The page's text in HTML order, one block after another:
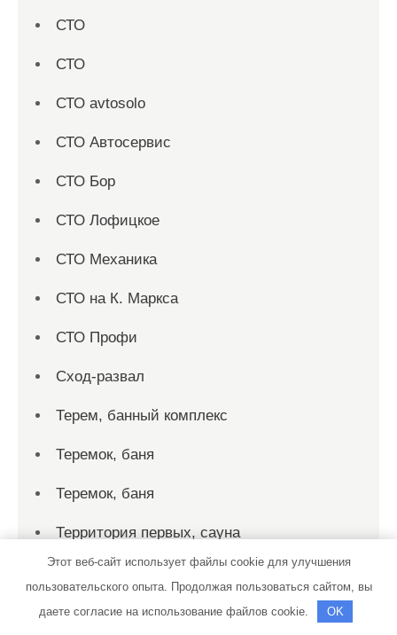
СТО
СТО
СТО avtosolo
СТО Автосервис
СТО Бор
СТО Лофицкое
СТО Механика
СТО на К. Маркса
СТО Профи
Сход-развал
Терем, банный комплекс
Теремок, баня
Теремок, баня
Территория первых, сауна
Технопарк, автотехцентр для корейских,
японских и немецких автомобилей
Этот веб-сайт использует файлы cookie для улучшения
пользовательского опыта. Продолжая пользоваться сайтом, вы
даете согласие на использование файлов cookie.
OK